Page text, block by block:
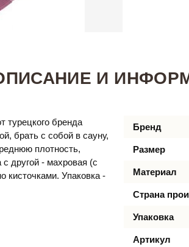
И
турецкого бренда
брать с собой в сауну,
плотность,
другой - махровая (с
кисточками. Упаковка -
Бренд
Размер
Материал
Страна
Упаковка
Артикул